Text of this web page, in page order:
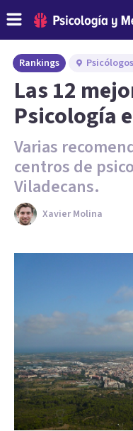
Rankings
Las 12
Psicología
Varias
centros de
Viladecans.
Xavier Molina